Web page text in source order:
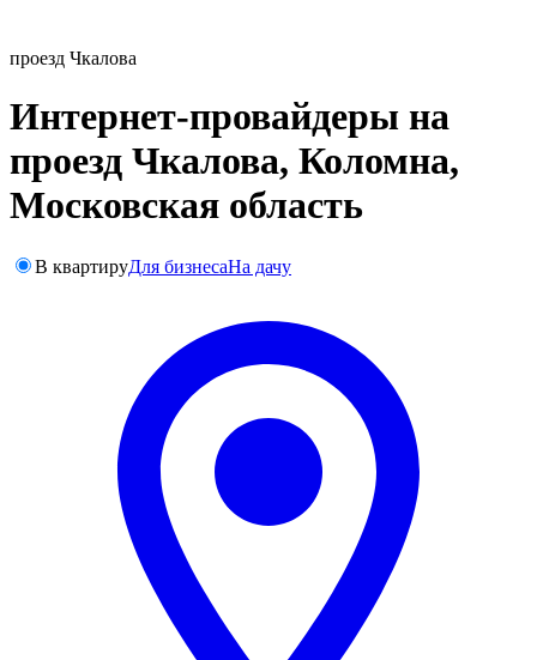
проезд Чкалова
Интернет-провайдеры на
проезд Чкалова, Коломна,
Московская область
В квартируДля бизнесаНа дачу